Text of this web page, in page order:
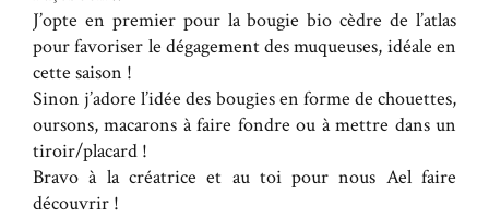
J’opte en premier pour la bougie bio cèdre de l’atlas
pour favoriser le dégagement des muqueuses, idéale en
cette saison !
Sinon j’adore l’idée des bougies en forme de chouettes,
oursons, macarons à faire fondre ou à mettre dans un
tiroir/placard !
Bravo à la créatrice et au toi pour nous Ael faire
découvrir !